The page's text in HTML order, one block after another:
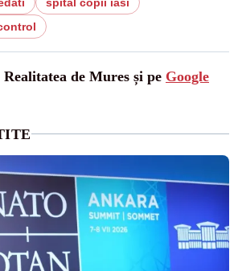
de Mures și pe Google